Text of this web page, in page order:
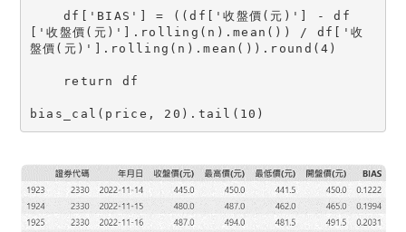
    df['BIAS'] = ((df['收盤價(元)'] - df
['收盤價(元)'].rolling(n).mean()) / df['收
盤價(元)'].rolling(n).mean()).round(4)
    return df
bias_cal(price, 20).tail(10)